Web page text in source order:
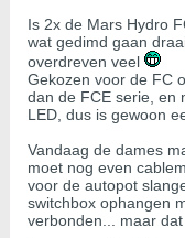
Is 2x de Mars Hydro
wat gedimd gaan
overdreven veel
Gekozen voor de FC
dan de FCE serie, en
LED, dus is gewoon
Vandaag de dames
moet nog even
voor de autopot
switchbox ophangen
verbonden... maar